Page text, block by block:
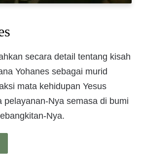
secara detail tentang kisah
Yohanes sebagai murid
mata kehidupan Yesus
pelayanan-Nya semasa di bumi
Nya.